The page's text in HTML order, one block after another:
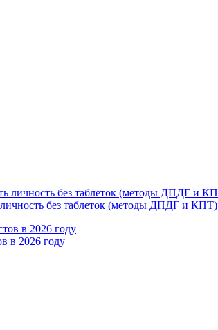
личность без таблеток (методы ДПДГ и КПТ)
в 2026 году